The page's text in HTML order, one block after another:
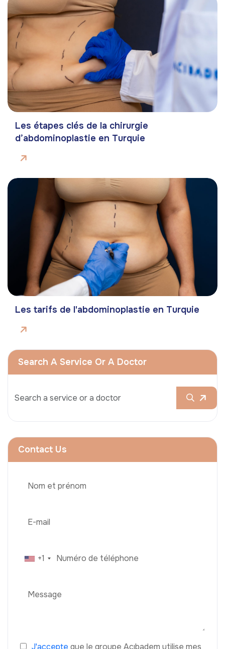
Les étapes clés de la chirurgie
d’abdominoplastie en Turquie
Les tarifs de l'abdominoplastie en Turquie
Search A Service Or A Doctor
Contact Us
+1